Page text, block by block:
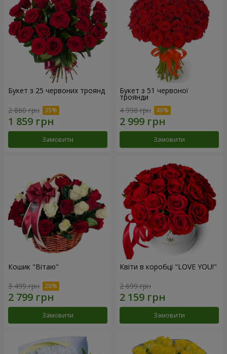
Букет з 25 червоних троянд
2 860 грн
Замовити
Букет з 51 червоної
троянди
4 998 грн
Замовити
Кошик "Вітаю"
3 499 грн
Замовити
Квіти в коробці "LOVE YOU!"
2 699 грн
Замовити